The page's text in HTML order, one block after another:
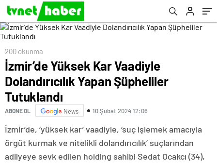
200 okunma
İzmir’de Yüksek Kar Vaadiyle
Dolandırıcılık Yapan Şüpheliler
Tutuklandı
ABONE OL News 10 Şubat 2024 12:06
İzmir’de, ‘yüksek kar’ vaadiyle, ‘suç işlemek amacıyla
örgüt kurmak ve nitelikli dolandırıcılık’ suçlarından
adliyeye sevk edilen holding sahibi Sedat Ocakcı (34),